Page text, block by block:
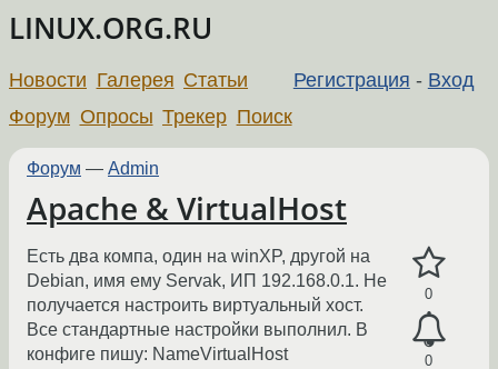
LINUX.ORG.RU
Регистрация - Вход
Новости Галерея Статьи
Форум Опросы Трекер Поиск
Форум — Admin
Apache & VirtualHost
0
0
Есть два компа, один на winXP, другой на
Debian, имя ему Servak, ИП 192.168.0.1. Не
получается настроить виртуальный хост.
Все стандартные настройки выполнил. В
конфиге пишу: NameVirtualHost